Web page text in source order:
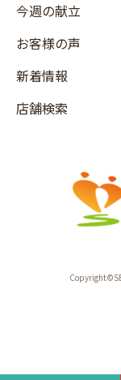
今週の献立
お客様の声
新着情報
店舗検索